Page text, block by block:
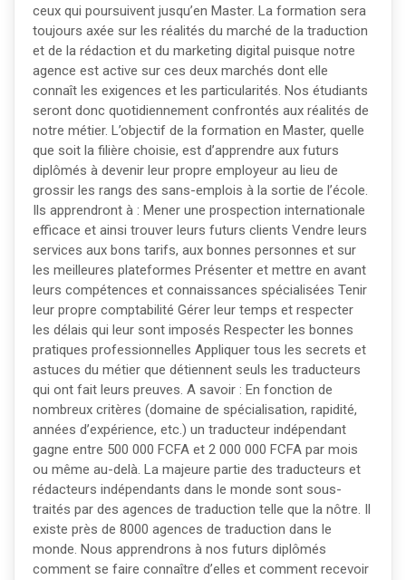
ceux qui poursuivent jusqu’en Master. La formation sera
toujours axée sur les réalités du marché de la traduction
et de la rédaction et du marketing digital puisque notre
agence est active sur ces deux marchés dont elle
connaît les exigences et les particularités. Nos étudiants
seront donc quotidiennement confrontés aux réalités de
notre métier. L’objectif de la formation en Master, quelle
que soit la filière choisie, est d’apprendre aux futurs
diplômés à devenir leur propre employeur au lieu de
grossir les rangs des sans-emplois à la sortie de l’école.
Ils apprendront à : Mener une prospection internationale
efficace et ainsi trouver leurs futurs clients Vendre leurs
services aux bons tarifs, aux bonnes personnes et sur
les meilleures plateformes Présenter et mettre en avant
leurs compétences et connaissances spécialisées Tenir
leur propre comptabilité Gérer leur temps et respecter
les délais qui leur sont imposés Respecter les bonnes
pratiques professionnelles Appliquer tous les secrets et
astuces du métier que détiennent seuls les traducteurs
qui ont fait leurs preuves. A savoir : En fonction de
nombreux critères (domaine de spécialisation, rapidité,
années d’expérience, etc.) un traducteur indépendant
gagne entre 500 000 FCFA et 2 000 000 FCFA par mois
ou même au-delà. La majeure partie des traducteurs et
rédacteurs indépendants dans le monde sont sous-
traités par des agences de traduction telle que la nôtre. Il
existe près de 8000 agences de traduction dans le
monde. Nous apprendrons à nos futurs diplômés
comment se faire connaître d’elles et comment recevoir